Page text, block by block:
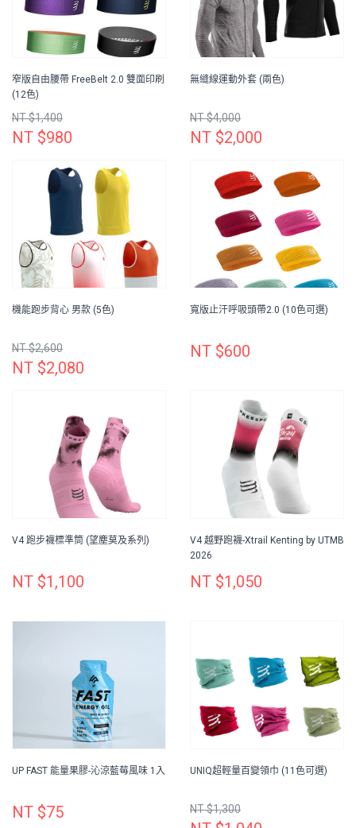
窄版自由腰帶 FreeBelt 2.0 雙面印刷
(12色)
NT $1,400
NT $980
無縫線運動外套 (兩色)
NT $4,000
NT $2,000
機能跑步背心 男款 (5色)
NT $2,600
NT $2,080
寬版止汗呼吸頭帶2.0 (10色可選)
NT $600
V4 跑步襪標準筒 (望塵莫及系列)
NT $1,100
V4 越野跑襪-Xtrail Kenting by UTMB
2026
NT $1,050
UP FAST 能量果膠-沁涼藍莓風味 1入
NT $75
UNIQ超輕量百變領巾 (11色可選)
NT $1,300